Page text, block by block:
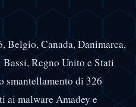
Belgio, Canada, Danimarca,
Regno Unito e Stati
smantellamento di 326
ai malware Amadey e